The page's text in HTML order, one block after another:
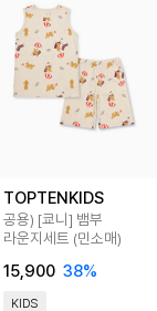
TOPTENKIDS
공용) [쿄니] 뱀부
라운지세트 (민소매)
15,900 38%
KIDS